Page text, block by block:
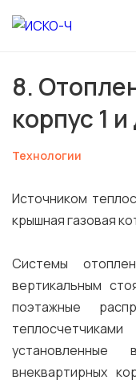
8.
корпус 1
Технологии
Источником
крышная газовая
Системы
вертикальным
поэтажные
внеквартирных